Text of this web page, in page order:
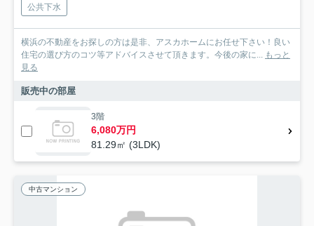
公共下水
横浜の不動産をお探しの方は是非、アスカホームにお任せ下さい！良い
住宅の選び方のコツ等アドバイスさせて頂きます。今後の家に... もっと
見る
販売中の部屋
3階
6,080万円
81.29㎡ (3LDK)
中古マンション